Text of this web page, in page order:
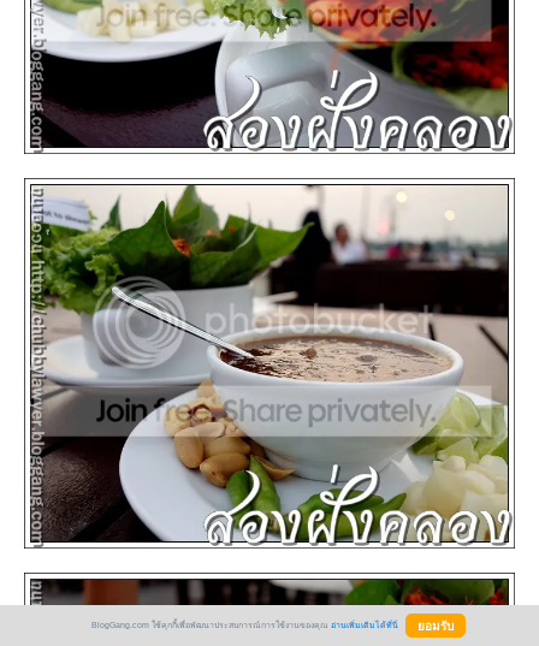
BlogGang.com ใช้คุกกี้เพื่อพัฒนาประสบการณ์การใช้งานของคุณ อ่านเพิ่มเติมได้ที่นี่